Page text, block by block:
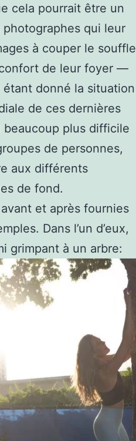
cela pourrait être un
qui leur
à couper le souffle
de leur foyer —
donné la situation
de ces dernières
plus difficile
de personnes,
aux différents
de fond.
et après fournies
Dans l’un d’eux,
grimpant à un arbre: